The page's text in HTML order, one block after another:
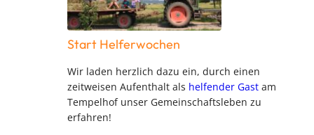
Start Helferwochen
Wir laden herzlich dazu ein, durch einen
zeitweisen Aufenthalt als helfender Gast am
Tempelhof unser Gemeinschaftsleben zu
erfahren!